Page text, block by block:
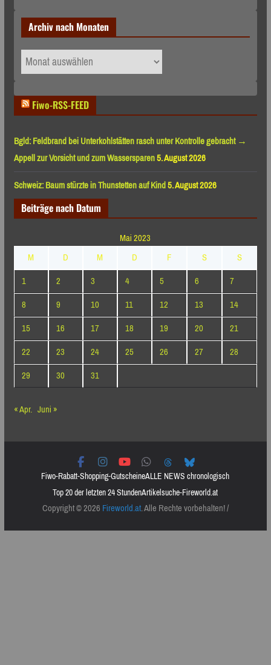
Archiv nach Monaten
Archiv
nach
Fiwo-RSS-FEED
Bgld: Feldbrand bei Unterkohlstätten rasch unter Kontrolle gebracht →
Appell zur Vorsicht und zum Wassersparen5. August 2026
Schweiz: Baum stürzte in Thunstetten auf Kind5. August 2026
Beiträge nach Datum
Mai 2023
M
D M D F S
S
1
2 3 4 5 6
7
8
9 10 11 12 13
14
15
16 17 18 19 20
21
22
23 24 25 26 27
28
29
30
31
« Apr. Juni »
Fiwo-Rabatt-Shopping-GutscheineALLE NEWS chronologisch
Top 20 der letzten 24 StundenArtikelsuche-Fireworld.at
Copyright © 2026Fireworld.at. Alle Rechte vorbehalten! /